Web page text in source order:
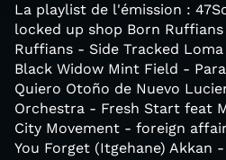
La playlist de l'émission :
locked up shop Born
Ruffians - Side Tracked
Black Widow Mint Field -
Quiero Otoño de Nuevo
Orchestra - Fresh Start feat
City Movement - foreign
You Forget (Itgehane) Akkan